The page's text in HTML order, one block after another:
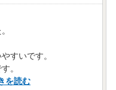
すいです。
。
を読む